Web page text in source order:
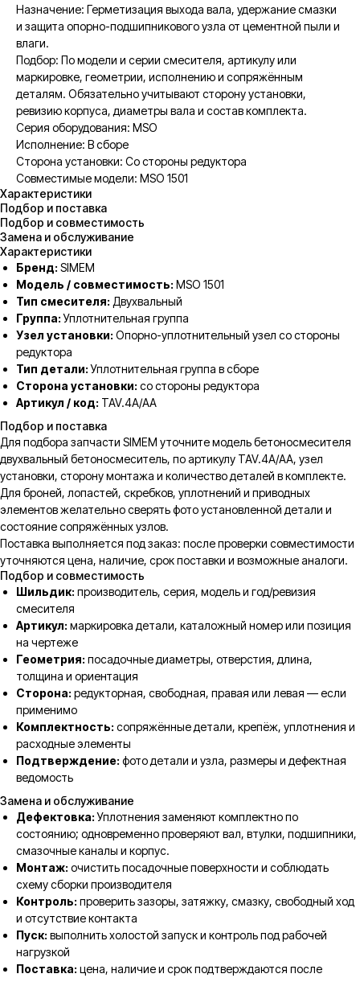
Назначение: Герметизация выхода вала, удержание смазки
и защита опорно-подшипникового узла от цементной пыли и
влаги.
Подбор: По модели и серии смесителя, артикулу или
маркировке, геометрии, исполнению и сопряжённым
деталям. Обязательно учитывают сторону установки,
ревизию корпуса, диаметры вала и состав комплекта.
Серия оборудования: MSO
Исполнение: В сборе
Сторона установки: Со стороны редуктора
Совместимые модели: MSO 1501
Характеристики
Подбор и поставка
Подбор и совместимость
Замена и обслуживание
Характеристики
Бренд: SIMEM
Модель / совместимость: MSO 1501
Тип смесителя: Двухвальный
Группа:Уплотнительная группа
Узел установки: Опорно-уплотнительный узел со стороны
редуктора
Тип детали:Уплотнительная группа в сборе
Сторона установки: со стороны редуктора
Артикул / код: TAV.4A/AA
Подбор и поставка
Для подбора запчасти SIMEM уточните модель бетоносмесителя
двухвальный бетоносмеситель, по артикулу TAV.4A/AA, узел
установки, сторону монтажа и количество деталей в комплекте.
Для броней, лопастей, скребков, уплотнений и приводных
элементов желательно сверять фото установленной детали и
состояние сопряжённых узлов.
Поставка выполняется под заказ: после проверки совместимости
уточняются цена, наличие, срок поставки и возможные аналоги.
Подбор и совместимость
Шильдик: производитель, серия, модель и год/ревизия
смесителя
Артикул: маркировка детали, каталожный номер или позиция
на чертеже
Геометрия: посадочные диаметры, отверстия, длина,
толщина и ориентация
Сторона: редукторная, свободная, правая или левая — если
применимо
Комплектность: сопряжённые детали, крепёж, уплотнения и
расходные элементы
Подтверждение: фото детали и узла, размеры и дефектная
ведомость
Замена и обслуживание
Дефектовка:Уплотнения заменяют комплектно по
состоянию; одновременно проверяют вал, втулки, подшипники,
смазочные каналы и корпус.
Монтаж: очистить посадочные поверхности и соблюдать
схему сборки производителя
Контроль: проверить зазоры, затяжку, смазку, свободный ход
и отсутствие контакта
Пуск: выполнить холостой запуск и контроль под рабочей
нагрузкой
Поставка: цена, наличие и срок подтверждаются после